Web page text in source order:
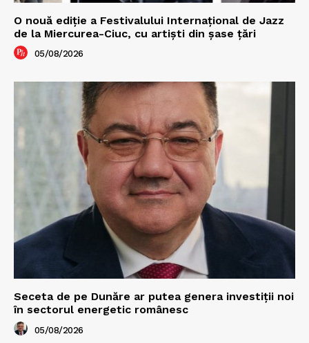
O nouă ediţie a Festivalului Internaţional de Jazz
de la Miercurea-Ciuc, cu artişti din şase ţări
05/08/2026
Seceta de pe Dunăre ar putea genera investiții noi
în sectorul energetic românesc
05/08/2026